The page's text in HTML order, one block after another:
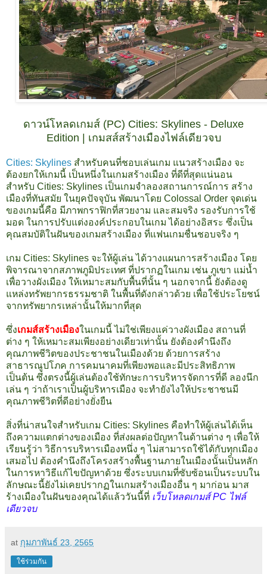
ดาวน์โหลดเกมส์ (PC) Cities: Skylines - Deluxe
Edition | เกมสส์สร้างเมืองไฟล์เดียวจบ
Cities: Skylines สำหรับคนที่ชอบเล่นเกม แนวสร้างเมือง จะ
ต้องยกให้เกมนี้ เป็นหนึ่งในเกมสร้างเมือง ที่ดีที่สุดแน่นอน
สำหรับ Cities: Skylines เป็นเกมจำลองสถานการณ์การ สร้าง
เมืองที่ทันสมัย ในยุคปัจจุบัน พัฒนาโดย Colossal Order จุดเด่น
ของเกมนี้คือ มีภาพกราฟิกที่สวยงาม และสมจริง รองรับการใช้
มอด ในการปรับแต่งองค์ประกอบในเกม ได้อย่างอิสระ ซึ่งเป็น
คุณสมบัติในฝันของเกมสร้างเมือง ที่แฟนเกมชื่นชอบจริง ๆ
เกม Cities: Skylines จะให้ผู้เล่น ได้วางแผนการสร้างเมือง โดย
พิจารณาจากสภาพภูมิประเทศ ที่ปรากฏในเกม เช่น ภูเขา แม่น้ำ
เพื่อวางผังเมือง ให้เหมาะสมกับพื้นที่นั้น ๆ นอกจากนี้ ยังต้องดู
แหล่งทรัพยากรธรรมชาติ ในพื้นที่ดังกล่าวด้วย เพื่อใช้ประโยชน์
จากทรัพยากรเหล่านั้นให้มากที่สุด
ซึ่งเกมส์สร้างเมืองในเกมนี้ ไม่ใช่เพียงแค่วางผังเมือง สถานที่
ต่าง ๆ ให้เหมาะสมเพียงอย่างเดียวเท่านั้น ยังต้องคำนึงถึง
คุณภาพชีวิตของประชาชนในเมืองด้วย ด้วยการสร้าง
สาธารณูปโภค การคมนาคมที่เพียงพอและมีประสิทธิภาพ
เป็นต้น ซึ่งตรงนี้ผู้เล่นต้องใช้ทักษะการบริหารจัดการที่ดี ลองนึก
เล่น ๆ ว่าถ้าเราเป็นผู้บริหารเมือง จะทำยังไงให้ประชาชนมี
คุณภาพชีวิตที่ดีอย่างยั่งยืน
สิ่งที่น่าสนใจสำหรับเกม Cities: Skylines คือทำให้ผู้เล่นได้เห็น
ถึงความแตกต่างของเมือง ที่ส่งผลต่อปัญหาในด้านต่าง ๆ เพื่อให้
เรียนรู้ว่า วิธีการบริหารเมืองหนึ่ง ๆ ไม่สามารถใช้ได้กับทุกเมือง
เสมอไป ต้องคำนึงถึงโครงสร้างพื้นฐานภายในเมืองนั้นเป็นหลัก
ในการหาวิธีแก้ไขปัญหาด้วย ซึ่งระบบเกมที่ซับซ้อนเป็นระบบใน
ลักษณะนี้ยังไม่เคยปรากฏในเกมสร้างเมืองอื่น ๆ มาก่อน มาส
ร้างเมืองในฝันของคุณได้แล้ววันนี้ที่ เว็บโหลดเกมส์ PC ไฟล์
เดียวจบ
at กุมภาพันธ์ 23, 2565
ใช้ร่วมกัน